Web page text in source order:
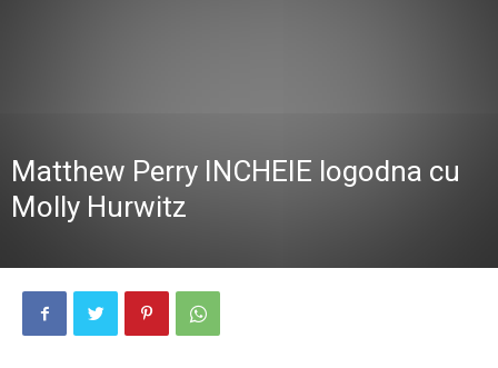
Matthew Perry INCHEIE logodna cu
Molly Hurwitz